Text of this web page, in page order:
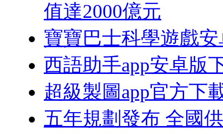
值達2000億元
寶寶巴士科學遊戲
西語助手app安卓版
超級製圖app官方下
五年規劃發布 全國